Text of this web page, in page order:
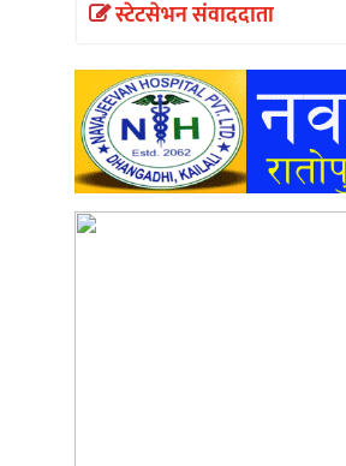
अन्तर्वार्ता
खेलकुद
स्टेटसेभन संवाददाता